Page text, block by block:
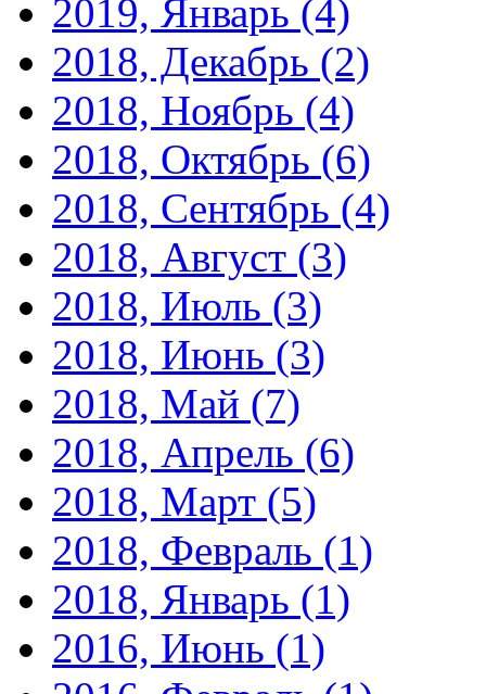
2019, Январь (4)
2018, Декабрь (2)
2018, Ноябрь (4)
2018, Октябрь (6)
2018, Сентябрь (4)
2018, Август (3)
2018, Июль (3)
2018, Июнь (3)
2018, Май (7)
2018, Апрель (6)
2018, Март (5)
2018, Февраль (1)
2018, Январь (1)
2016, Июнь (1)